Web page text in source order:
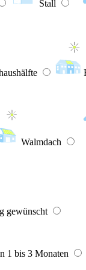
Stall
Walmdach
gewünscht
1 bis 3 Monaten